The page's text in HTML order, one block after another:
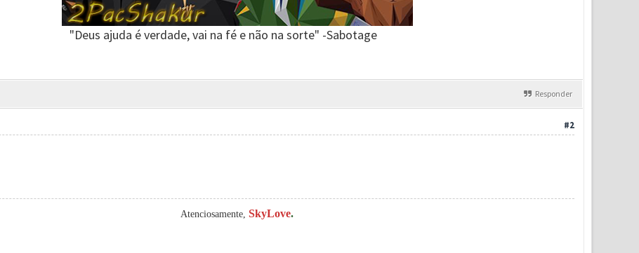
"Deus ajuda é verdade, vai na fé e não na sorte" -Sabotage
Responder
#2
Atenciosamente,SkyLove.